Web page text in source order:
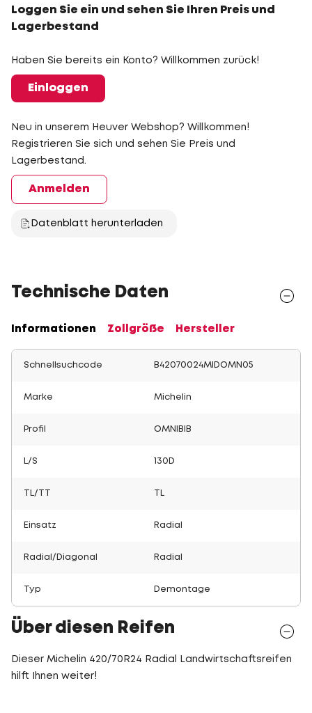
Loggen Sie ein und sehen Sie Ihren Preis und
Lagerbestand
Haben Sie bereits ein Konto? Willkommen zurück!
Einloggen
Neu in unserem Heuver Webshop? Willkommen!
Registrieren Sie sich und sehen Sie Preis und
Lagerbestand.
Anmelden
Datenblatt herunterladen
Technische Daten
Informationen Zollgröße Hersteller
Schnellsuchcode B42070024MIDOMN05
Marke Michelin
Profil OMNIBIB
L/S 130D
TL/TT
Einsatz Radial
Radial/Diagonal Radial
Typ Demontage
Über diesen Reifen
Dieser Michelin 420/70R24 Radial Landwirtschaftsreifen
hilft Ihnen weiter!